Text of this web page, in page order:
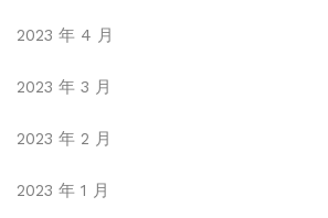
2023 年 4 月
2023 年 3 月
2023 年 2 月
2023 年 1 月